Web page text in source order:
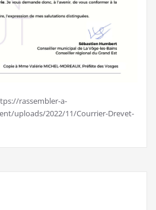
rassembler-a-
uploads/2022/11/Courrier-Drevet-